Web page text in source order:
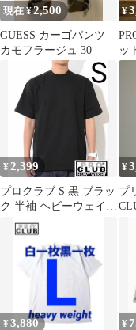
現在 ¥2,500
GUESS カーゴパンツ
カモフラージュ 30
¥
ッ
3XL
¥ 2,399
プロクラブ S 黒 ブラッ
ク 半袖 ヘビーウェイト
Tシャツ
¥
プ
¥3,880 ¥